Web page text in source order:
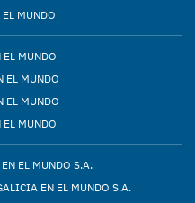
MUNDO
MUNDO
EL MUNDO
EL MUNDO
EL MUNDO
EL MUNDO S.A.
EN EL MUNDO S.A.